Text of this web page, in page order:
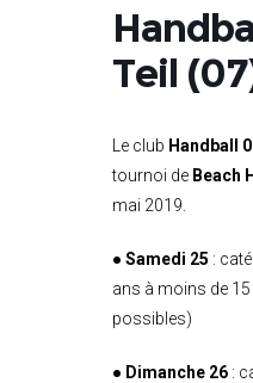
Teil
Le club Handball
tournoi de Beach
mai 2019.
● Samedi 25 :
ans à moins de
possibles)
● Dimanche 26 :